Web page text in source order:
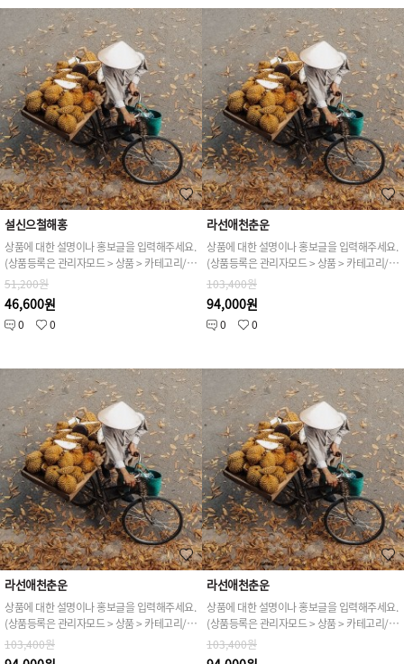
설신으철해홍
상품에 대한 설명이나 홍보글을 입력해주세요.
(상품등록은 관리자모드 > 상품 > 카테고리/상품관리 > 상품등록 가능)
51,200원
46,600원
0 0
라선애천춘운
상품에 대한 설명이나 홍보글을 입력해주세요.
(상품등록은 관리자모드 > 상품 > 카테고리/상품관리 > 상품등록 가능)
103,400원
94,000원
0 0
라선애천춘운
상품에 대한 설명이나 홍보글을 입력해주세요.
(상품등록은 관리자모드 > 상품 > 카테고리/상품관리 > 상품등록 가능)
103,400원
라선애천춘운
상품에 대한 설명이나 홍보글을 입력해주세요.
(상품등록은 관리자모드 > 상품 > 카테고리/상품관리 > 상품등록 가능)
103,400원